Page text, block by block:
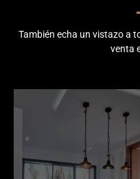
También echa un vistazo a
venta